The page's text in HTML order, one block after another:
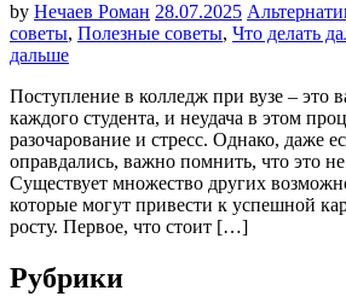
by Нечаев Роман 28.07.2025
советы, Полезные советы, Что делать
дальше
Поступление в колледж при вузе – это
каждого студента, и неудача в этом
разочарование и стресс. Однако, даже
оправдались, важно помнить, что это
Существует множество других
которые могут привести к успешной
росту. Первое, что стоит […]
Рубрики